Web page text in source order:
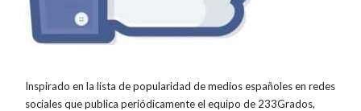
Inspirado en la lista de popularidad de medios españoles en redes
sociales que publica periódicamente el equipo de 233Grados,